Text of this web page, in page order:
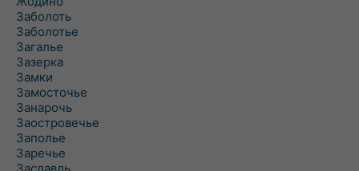
Заболоть
Заболотье
Загалье
Зазерка
Замки
Замосточье
Занарочь
Заостровечье
Заполье
Заречье